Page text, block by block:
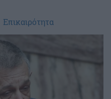
Επικαιρότητα